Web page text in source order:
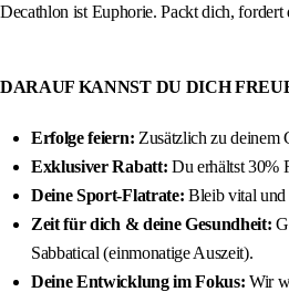
Decathlon ist Euphorie. Packt dich,
DARAUF KANNST DU DICH
Erfolge feiern: Zusätzlich zu deinem
Exklusiver Rabatt: Du erhältst 30%
Deine Sport-Flatrate: Bleib vital und
Zeit für dich & deine Gesundheit:
Sabbatical (einmonatige Auszeit).
Deine Entwicklung im Fokus:Wir